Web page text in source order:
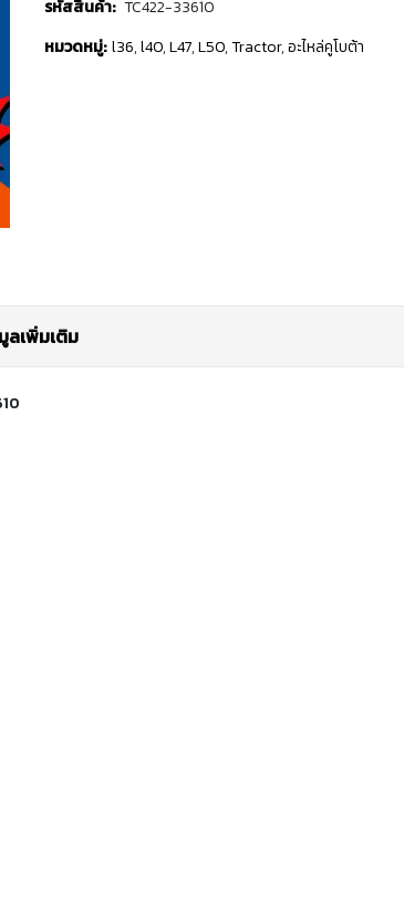
รหัสสินค้า: TC422-33610
หมวดหมู่: l36,l40,L47,L50,Tractor,อะไหล่คูโบต้า
ลเพิ่มเติม